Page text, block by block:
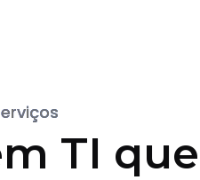
TI que